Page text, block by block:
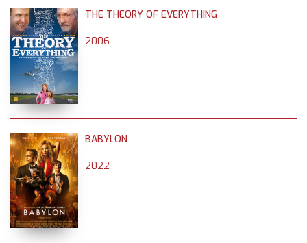
THE THEORY OF EVERYTHING
2006
BABYLON
2022